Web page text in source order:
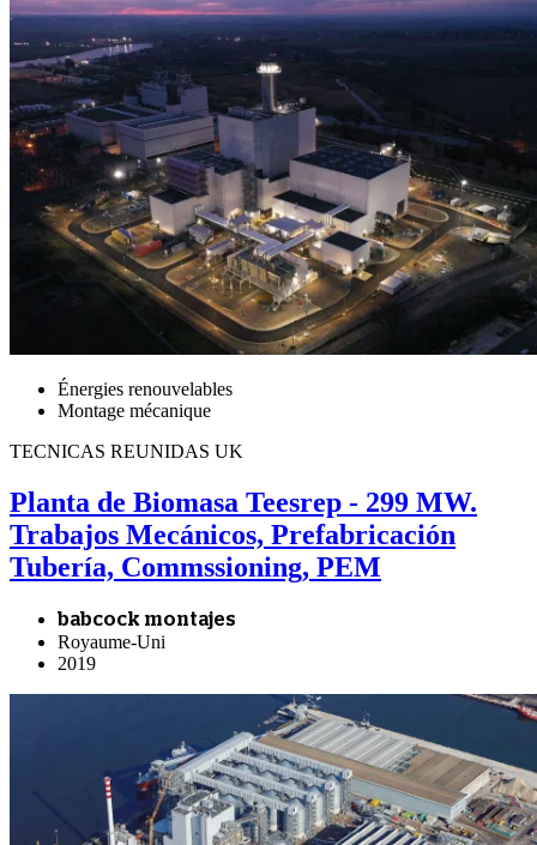
Énergies renouvelables
Montage mécanique
TECNICAS REUNIDAS UK
Planta de Biomasa Teesrep - 299 MW.
Trabajos Mecánicos, Prefabricación
Tubería, Commssioning, PEM
babcock montajes
Royaume-Uni
2019